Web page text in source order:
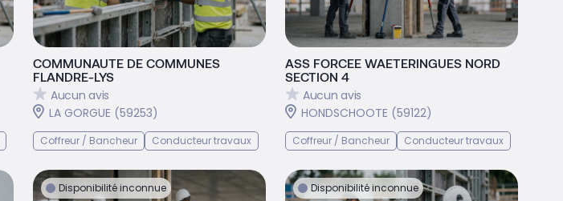
COMMUNAUTE DE COMMUNES
FLANDRE-LYS
Aucun avis
LA GORGUE (59253)
Coffreur / Bancheur Conducteur travaux
ASS FORCEE WAETERINGUES NORD
SECTION 4
Aucun avis
HONDSCHOOTE (59122)
Coffreur / Bancheur Conducteur travaux
Disponibilité inconnue Disponibilité inconnue